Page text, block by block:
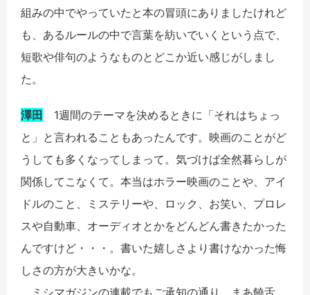
組みの中でやっていたと本の冒頭にありましたけれど
も、あるルールの中で言葉を紡いでいくという点で、
短歌や俳句のようなものとどこか近い感じがしまし
た。
澤田 1週間のテーマを決めるときに「それはちょっ
と」と言われることもあったんです。映画のことがど
うしても多くなってしまって。気づけば全然暮らしが
関係してこなくて。本当はホラー映画のことや、アイ
ドルのこと、ミステリーや、ロック、お笑い、プロレ
スや自動車、オーディオとかをどんどん書きたかった
んですけど・・・。書いた嬉しさより書けなかった悔
しさの方が大きいかな。
ミシマガジンの連載でもご承知の通り、まあ饒舌